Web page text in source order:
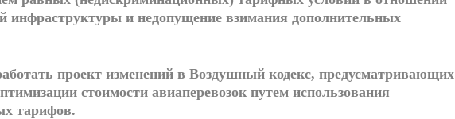
инфраструктуры и недопущение взимания дополнительных
проект изменений в Воздушный кодекс, предусматривающих
стоимости авиаперевозок путем использования
тарифов.